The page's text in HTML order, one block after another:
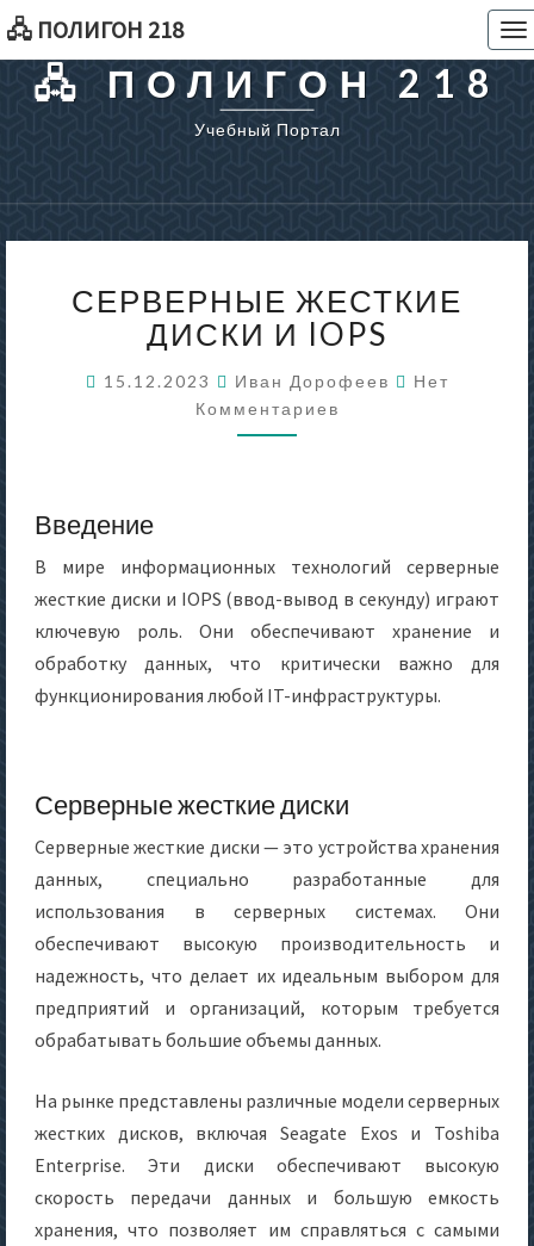
🖧 ПОЛИГОН 218
🖧 ПОЛИГОН 218
Учебный Портал
ЖЕСТКИЕ
ДИСКИ
И
IOPS
СЕРВЕРНЫЕ ЖЕСТКИЕ
ДИСКИ И IOPS
15.12.2023 Иван Дорофеев
Нет
Комментариев
Введение
В мире информационных технологий серверные
жесткие диски и IOPS (ввод-вывод в секунду) играют
ключевую роль. Они обеспечивают хранение и
обработку данных, что критически важно для
функционирования любой IT-инфраструктуры.
Серверные жесткие диски
Серверные жесткие диски — это устройства хранения
данных, специально разработанные для
использования в серверных системах. Они
обеспечивают высокую производительность и
надежность, что делает их идеальным выбором для
предприятий и организаций, которым требуется
обрабатывать большие объемы данных.
На рынке представлены различные модели серверных
жестких дисков, включая Seagate Exos и Toshiba
Enterprise. Эти диски обеспечивают высокую
скорость передачи данных и большую емкость
хранения, что позволяет им справляться с самыми